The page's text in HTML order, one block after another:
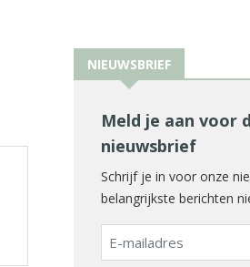
NIEUWSBRIEF
Meld je aan voor
nieuwsbrief
Schrijf je in voor onze
belangrijkste berichten
E-
mailadres